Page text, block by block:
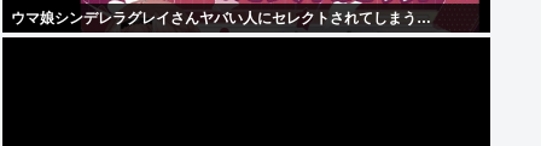
ウマ娘シンデレラグレイさんヤバい人にセレクトされてしまう…